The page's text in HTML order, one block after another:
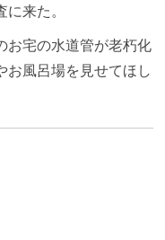
来た。
お宅の水道管が老朽化
お風呂場を見せてほし